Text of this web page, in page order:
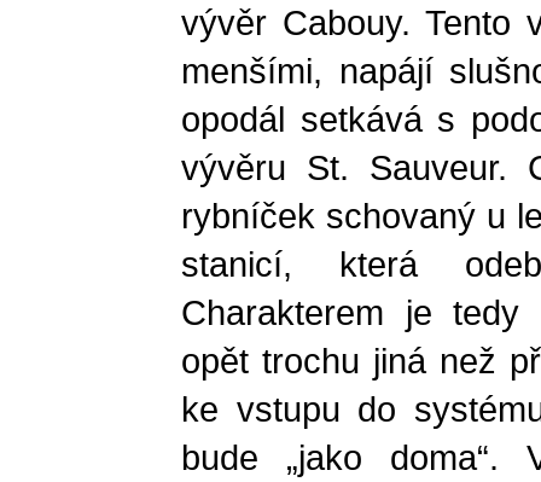
vývěr Cabouy. Tento
menšími, napájí
opodál setkává s
vývěru St. Sauveur.
rybníček schovaný u
stanicí, která
Charakterem je
opět trochu jiná než
ke vstupu do
bude „jako doma“.